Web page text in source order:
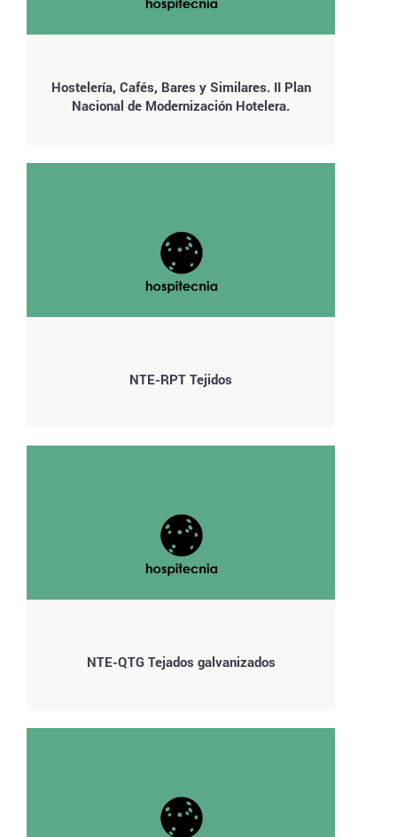
Hostelería, Cafés, Bares y Similares. II Plan
Nacional de Modernización Hotelera.
NTE-RPT Tejidos
NTE-QTG Tejados galvanizados